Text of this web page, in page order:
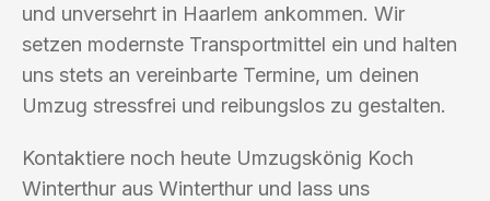
und unversehrt in Haarlem ankommen. Wir
setzen modernste Transportmittel ein und halten
uns stets an vereinbarte Termine, um deinen
Umzug stressfrei und reibungslos zu gestalten.
Kontaktiere noch heute Umzugskönig Koch
Winterthur aus Winterthur und lass uns